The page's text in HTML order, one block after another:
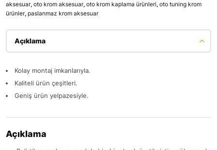
aksesuar, oto krom aksesuar, oto krom kaplama ürünleri, oto tuning krom
ürünler, paslanmaz krom aksesuar
Açıklama
Kolay montaj imkanlarıyla.
Kaliteli ürün çeşitleri.
Geniş ürün yelpazesiyle.
Açıklama